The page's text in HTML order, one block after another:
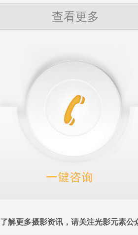
查看更多
了解更多摄影资讯，请关注光影元素公